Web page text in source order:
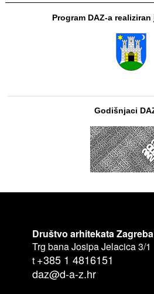
Program DAZ-a
Godišnjaci
Društvo arhitekata Zagreba
Trg bana Josipa Jelacica 3/1
t +385 1 4816151
daz@d-a-z.hr